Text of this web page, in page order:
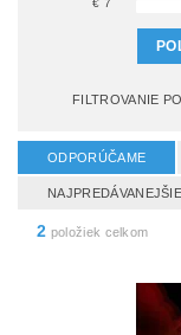
€7
FILTROVANIE
ODPORÚČAME
NAJPREDÁVANEJŠIE
2 položiek celkom